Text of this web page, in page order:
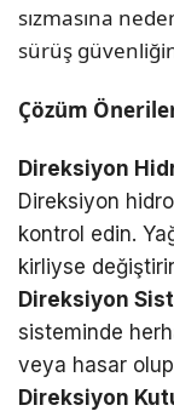
sızmasına
sürüş
Çözüm
Direksiyon
Direksiyon
kontrol edin.
kirliyse
Direksiyon
sisteminde
veya hasar olup
Direksiyon